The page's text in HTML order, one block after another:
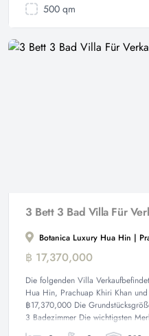
500 qm
3 Bett 3 Bad Villa Für
Botanica Luxury Hua Hin |
฿ 17,370,000
Die folgenden Villa
Hua Hin, Prachuap Khiri Khan
฿17,370,000 Die
3 Badezimmer Die wichtigsten